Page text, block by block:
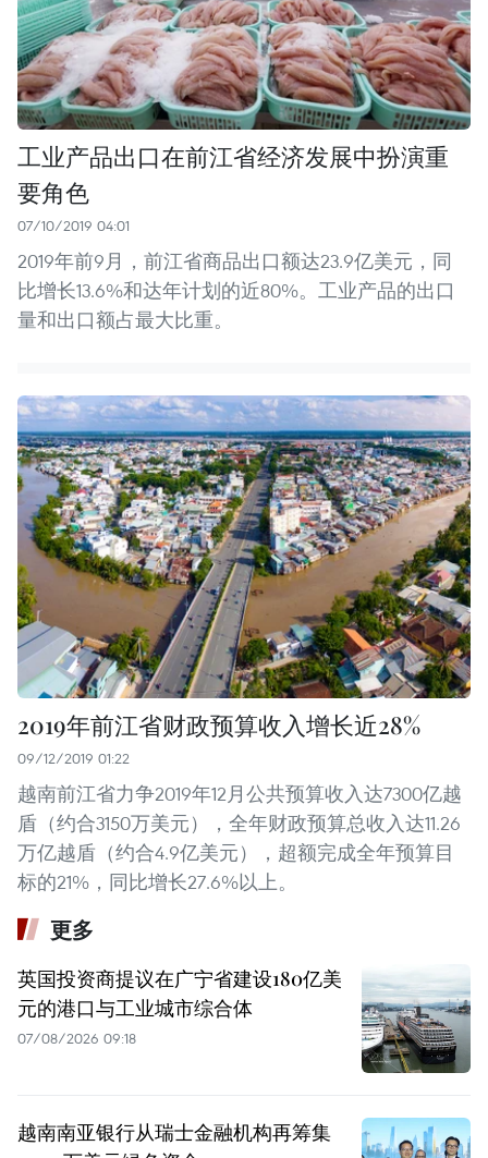
工业产品出口在前江省经济发展中扮演重
要角色
07/10/2019 04:01
2019年前9月，前江省商品出口额达23.9亿美元，同
比增长13.6%和达年计划的近80%。工业产品的出口
量和出口额占最大比重。
2019年前江省财政预算收入增长近28%
09/12/2019 01:22
越南前江省力争2019年12月公共预算收入达7300亿越
盾（约合3150万美元），全年财政预算总收入达11.26
万亿越盾（约合4.9亿美元），超额完成全年预算目
标的21%，同比增长27.6%以上。
更多
英国投资商提议在广宁省建设180亿美
元的港口与工业城市综合体
07/08/2026 09:18
越南南亚银行从瑞士金融机构再筹集